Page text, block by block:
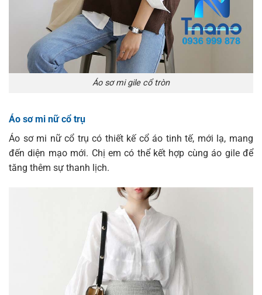
Áo sơ mi gile cổ tròn
Áo sơ mi nữ cổ trụ
Áo sơ mi nữ cổ trụ có thiết kế cổ áo tinh tế, mới lạ, mang
đến diện mạo mới. Chị em có thể kết hợp cùng áo gile để
tăng thêm sự thanh lịch.